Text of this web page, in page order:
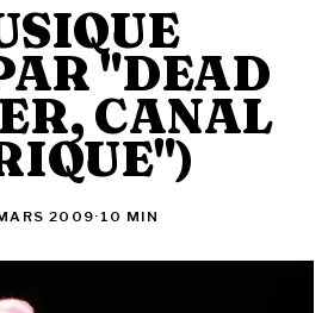
"DEAD
CANAL
2009· 10 MIN